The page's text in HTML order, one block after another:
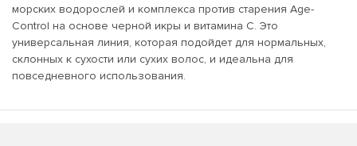
морских водорослей и комплекса против старения Age-
Control на основе черной икры и витамина С. Это
универсальная линия, которая подойдет для нормальных,
склонных к сухости или сухих волос, и идеальна для
повседневного использования.